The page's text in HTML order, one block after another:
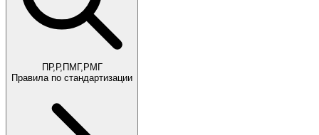
ПР,Р,ПМГ,РМГ
Правила по стандартизации